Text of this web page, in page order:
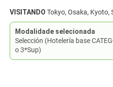
VISITANDO Tokyo, Osaka, Kyoto,
Modalidade selecionada
Selección (Hotelería base
o 3*Sup)